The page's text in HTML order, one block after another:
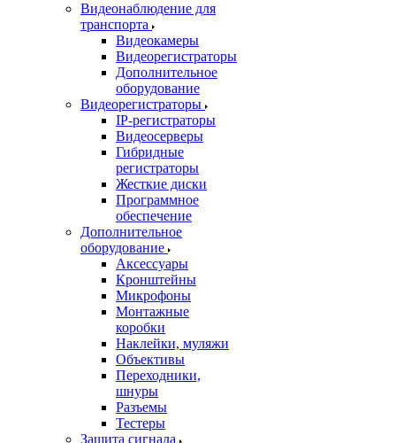
Видеонаблюдение для
транспорта
Видеокамеры
Видеорегистраторы
Дополнительное
оборудование
Видеорегистраторы
IP-регистраторы
Видеосерверы
Гибридные
регистраторы
Жесткие диски
Программное
обеспечение
Дополнительное
оборудование
Аксессуары
Кронштейны
Микрофоны
Монтажные
коробки
Наклейки, муляжи
Объективы
Переходники,
шнуры
Разъемы
Тестеры
Защита сигнала